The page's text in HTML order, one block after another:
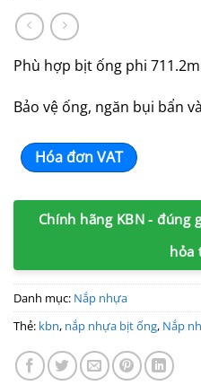
Phù hợp bịt ống phi
Bảo vệ ống, ngăn bụi bẩn
Hóa đơn VAT
Chính hãng KBN - đúng
hỏa
Danh mục: Nắp nhựa
Thẻ: kbn, nắp nhựa bịt ống, Nắp